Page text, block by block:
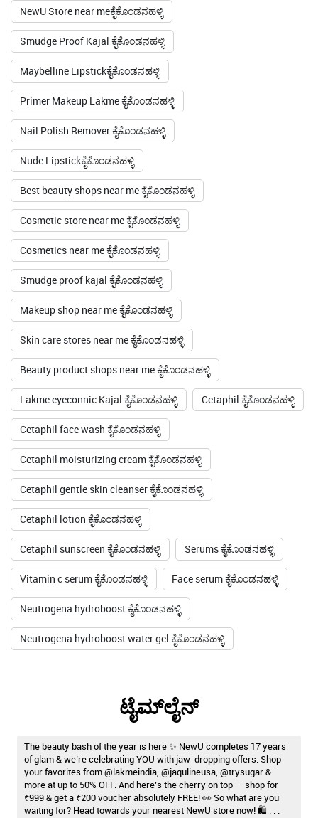
NewU Store near meಕೈಕೊಂಡನಹಳ್ಳಿ
Smudge Proof Kajal ಕೈಕೊಂಡನಹಳ್ಳಿ
Maybelline Lipstickಕೈಕೊಂಡನಹಳ್ಳಿ
Primer Makeup Lakme ಕೈಕೊಂಡನಹಳ್ಳಿ
Nail Polish Remover ಕೈಕೊಂಡನಹಳ್ಳಿ
Nude Lipstickಕೈಕೊಂಡನಹಳ್ಳಿ
Best beauty shops near me ಕೈಕೊಂಡನಹಳ್ಳಿ
Cosmetic store near me ಕೈಕೊಂಡನಹಳ್ಳಿ
Cosmetics near me ಕೈಕೊಂಡನಹಳ್ಳಿ
Smudge proof kajal ಕೈಕೊಂಡನಹಳ್ಳಿ
Makeup shop near me ಕೈಕೊಂಡನಹಳ್ಳಿ
Skin care stores near me ಕೈಕೊಂಡನಹಳ್ಳಿ
Beauty product shops near me ಕೈಕೊಂಡನಹಳ್ಳಿ
Lakme eyeconnic Kajal ಕೈಕೊಂಡನಹಳ್ಳಿ Cetaphil ಕೈಕೊಂಡನಹಳ್ಳಿ
Cetaphil face wash ಕೈಕೊಂಡನಹಳ್ಳಿ
Cetaphil moisturizing cream ಕೈಕೊಂಡನಹಳ್ಳಿ
Cetaphil gentle skin cleanser ಕೈಕೊಂಡನಹಳ್ಳಿ
Cetaphil lotion ಕೈಕೊಂಡನಹಳ್ಳಿ
Cetaphil sunscreen ಕೈಕೊಂಡನಹಳ್ಳಿ Serums ಕೈಕೊಂಡನಹಳ್ಳಿ
Vitamin c serum ಕೈಕೊಂಡನಹಳ್ಳಿ Face serum ಕೈಕೊಂಡನಹಳ್ಳಿ
Neutrogena hydroboost ಕೈಕೊಂಡನಹಳ್ಳಿ
Neutrogena hydroboost water gel ಕೈಕೊಂಡನಹಳ್ಳಿ
ಟೈಮ್‌ಲೈನ್
The beauty bash of the year is here ✨ NewU completes 17 years
of glam & we’re celebrating YOU with jaw-dropping offers. Shop
your favorites from @lakmeindia, @jaqulineusa, @trysugar &
more at up to 50% OFF. And here’s the cherry on top — shop for
₹999 & get a ₹200 voucher absolutely FREE! 👀 So what are you
waiting for? Head towards your nearest NewU store now! 🛍️ . . .